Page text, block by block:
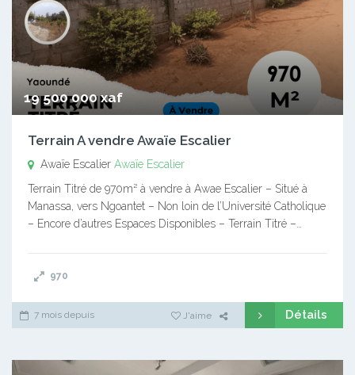
19 500 000 xaf
Terrain A vendre Awaïe Escalier
Awaïe Escalier Awaïe Escalier
Terrain Titré de 970m² à vendre à Awae Escalier – Situé à
Manassa, vers Ngoantet – Non loin de l’Université Catholique
– Encore d’autres Espaces Disponibles – Terrain Titré –…
970
7 mois depuis J'aime Détails